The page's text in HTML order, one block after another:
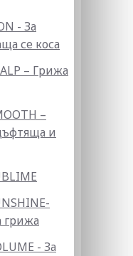
- За
се коса
– Грижа
–
и
грижа
- За